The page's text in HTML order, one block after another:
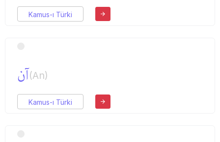
Kamus-ı Türki
آن(An)
Kamus-ı Türki